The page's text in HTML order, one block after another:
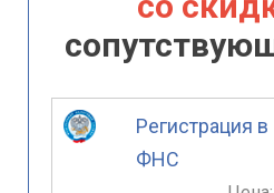
Регистрация в
ФНС